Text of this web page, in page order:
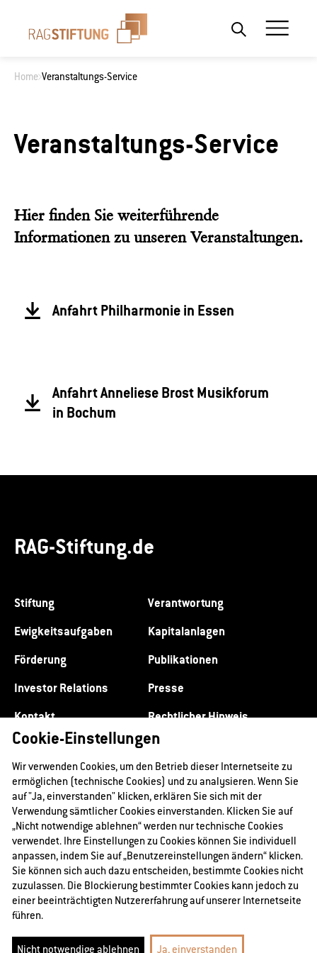
Home Veranstaltungs-Service
Veranstaltungs-Service
Hier finden Sie weiterführende
Informationen zu unseren Veranstaltungen.
Anfahrt Philharmonie in Essen
Anfahrt Anneliese Brost Musikforum
in Bochum
RAG-Stiftung.de
Stiftung
Verantwortung
Ewigkeitsaufgaben
Kapitalanlagen
Förderung
Publikationen
Investor Relations
Presse
Kontakt
Rechtlicher Hinweis
Datenschutz
Impressum
Wonach suchen Sie?
Cookie-Einstellungen
Wir verwenden Cookies, um den Betrieb dieser Internetseite zu
ermöglichen (technische Cookies) und zu analysieren. Wenn Sie
auf "Ja, einverstanden" klicken, erklären Sie sich mit der
Verwendung sämtlicher Cookies einverstanden. Klicken Sie auf
„Nicht notwendige ablehnen“ werden nur technische Cookies
verwendet. Ihre Einstellungen zu Cookies können Sie individuell
anpassen, indem Sie auf „Benutzereinstellungen ändern“ klicken.
Sie können sich auch dazu entscheiden, bestimmte Cookies nicht
zuzulassen. Die Blockierung bestimmter Cookies kann jedoch zu
einer beeinträchtigten Nutzererfahrung auf unserer Internetseite
führen.
Nicht notwendige ablehnen Ja, einverstanden